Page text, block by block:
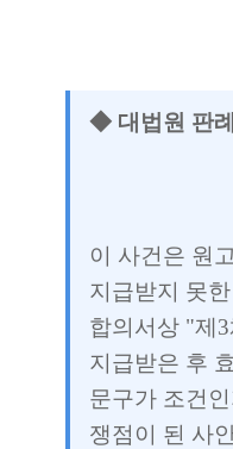
◆ 대법원 판
이 사건은 원
지급받지 못
합의서상 "제
지급받은 후
문구가 조건
쟁점이 된 사